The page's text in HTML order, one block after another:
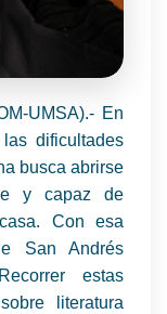
UMSA).- En
dificultades
busca abrirse
y capaz de
Con esa
San Andrés
estas
literatura